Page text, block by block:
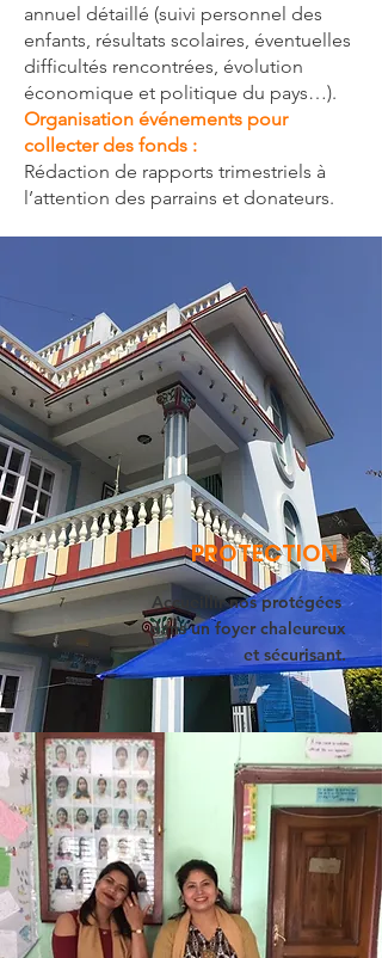
annuel détaillé (suivi personnel des
enfants, résultats scolaires, éventuelles
difficultés rencontrées, évolution
économique et politique du pays…).
Organisation événements pour
collecter des fonds :
Rédaction de rapports trimestriels à
l’attention des parrains et donateurs.
PROTECTION
Accueillir nos protégées
dans un foyer chaleureux
et sécurisant.